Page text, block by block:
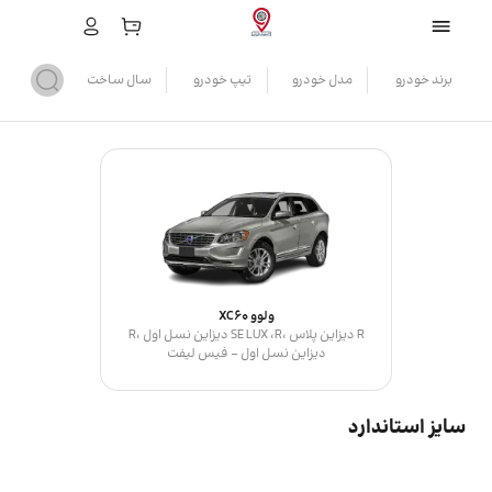
برند خودرو مدل خودرو تیپ خودرو سال ساخت
ولوو XC60
R دیزاین پلاس ،SE LUX ،R دیزاین نسل اول ،R
دیزاین نسل اول - فیس لیفت
سایز استاندارد